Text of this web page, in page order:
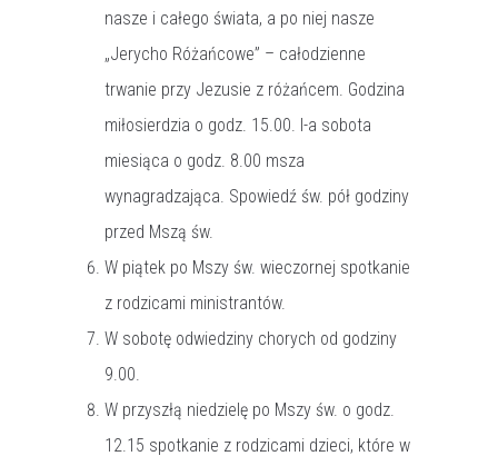
nasze i całego świata, a po niej nasze
„Jerycho Różańcowe” – całodzienne
trwanie przy Jezusie z różańcem. Godzina
miłosierdzia o godz. 15.00. I-a sobota
miesiąca o godz. 8.00 msza
wynagradzająca. Spowiedź św. pół godziny
przed Mszą św.
W piątek po Mszy św. wieczornej spotkanie
z rodzicami ministrantów.
W sobotę odwiedziny chorych od godziny
9.00.
W przyszłą niedzielę po Mszy św. o godz.
12.15 spotkanie z rodzicami dzieci, które w